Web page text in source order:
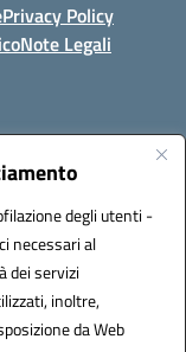
degli utenti -
necessari al
dei servizi
inoltre,
da Web
Privacy Policy
Note Legali
0732 3373 - 0732
istsc_ANIS01700P -
(CUF):